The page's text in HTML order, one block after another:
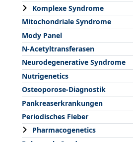
Komplexe Syndrome
Mitochondriale Syndrome
Mody Panel
N-Acetyltransferasen
Neurodegenerative Syndrome
Nutrigenetics
Osteoporose-Diagnostik
Pankreaserkrankungen
Periodisches Fieber
Pharmacogenetics